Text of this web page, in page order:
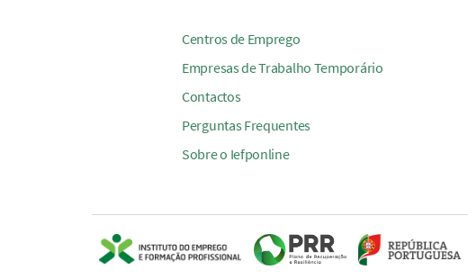
Centros de Emprego
Empresas de Trabalho Temporário
Contactos
Perguntas Frequentes
Sobre o Iefponline